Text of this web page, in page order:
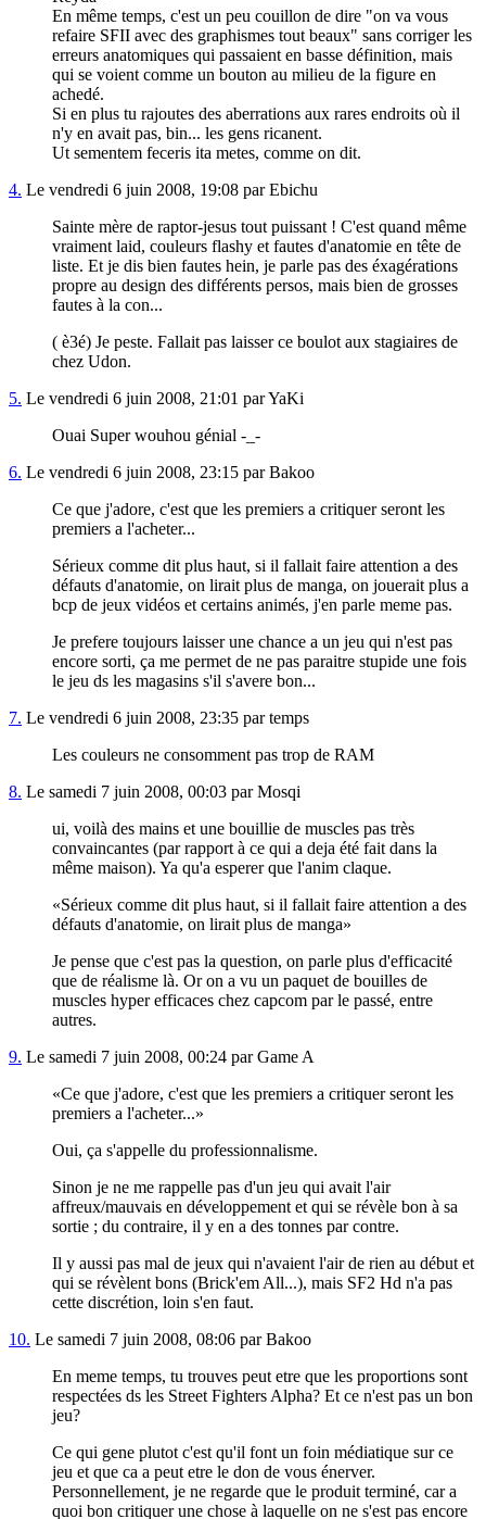
En même temps, c'est un peu couillon de dire "on va vous
refaire SFII avec des graphismes tout beaux" sans corriger les
erreurs anatomiques qui passaient en basse définition, mais
qui se voient comme un bouton au milieu de la figure en
achedé.
Si en plus tu rajoutes des aberrations aux rares endroits où il
n'y en avait pas, bin... les gens ricanent.
Ut sementem feceris ita metes, comme on dit.
4. Le vendredi 6 juin 2008, 19:08 par Ebichu
Sainte mère de raptor-jesus tout puissant ! C'est quand même
vraiment laid, couleurs flashy et fautes d'anatomie en tête de
liste. Et je dis bien fautes hein, je parle pas des éxagérations
propre au design des différents persos, mais bien de grosses
fautes à la con...
( è3é) Je peste. Fallait pas laisser ce boulot aux stagiaires de
chez Udon.
5. Le vendredi 6 juin 2008, 21:01 par YaKi
Ouai Super wouhou génial -_-
6. Le vendredi 6 juin 2008, 23:15 par Bakoo
Ce que j'adore, c'est que les premiers a critiquer seront les
premiers a l'acheter...
Sérieux comme dit plus haut, si il fallait faire attention a des
défauts d'anatomie, on lirait plus de manga, on jouerait plus a
bcp de jeux vidéos et certains animés, j'en parle meme pas.
Je prefere toujours laisser une chance a un jeu qui n'est pas
encore sorti, ça me permet de ne pas paraitre stupide une fois
le jeu ds les magasins s'il s'avere bon...
7. Le vendredi 6 juin 2008, 23:35 par temps
Les couleurs ne consomment pas trop de RAM
8. Le samedi 7 juin 2008, 00:03 par Mosqi
ui, voilà des mains et une bouillie de muscles pas très
convaincantes (par rapport à ce qui a deja été fait dans la
même maison). Ya qu'a esperer que l'anim claque.
Sérieux comme dit plus haut, si il fallait faire attention a des
défauts d'anatomie, on lirait plus de manga
Je pense que c'est pas la question, on parle plus d'efficacité
que de réalisme là. Or on a vu un paquet de bouilles de
muscles hyper efficaces chez capcom par le passé, entre
autres.
9. Le samedi 7 juin 2008, 00:24 par Game A
Ce que j'adore, c'est que les premiers a critiquer seront les
premiers a l'acheter...
Oui, ça s'appelle du professionnalisme.
Sinon je ne me rappelle pas d'un jeu qui avait l'air
affreux/mauvais en développement et qui se révèle bon à sa
sortie ; du contraire, il y en a des tonnes par contre.
Il y aussi pas mal de jeux qui n'avaient l'air de rien au début et
qui se révèlent bons (Brick'em All...), mais SF2 Hd n'a pas
cette discrétion, loin s'en faut.
10. Le samedi 7 juin 2008, 08:06 par Bakoo
En meme temps, tu trouves peut etre que les proportions sont
respectées ds les Street Fighters Alpha? Et ce n'est pas un bon
jeu?
Ce qui gene plutot c'est qu'il font un foin médiatique sur ce
jeu et que ca a peut etre le don de vous énerver.
Personnellement, je ne regarde que le produit terminé, car a
quoi bon critiquer une chose à laquelle on ne s'est pas encore